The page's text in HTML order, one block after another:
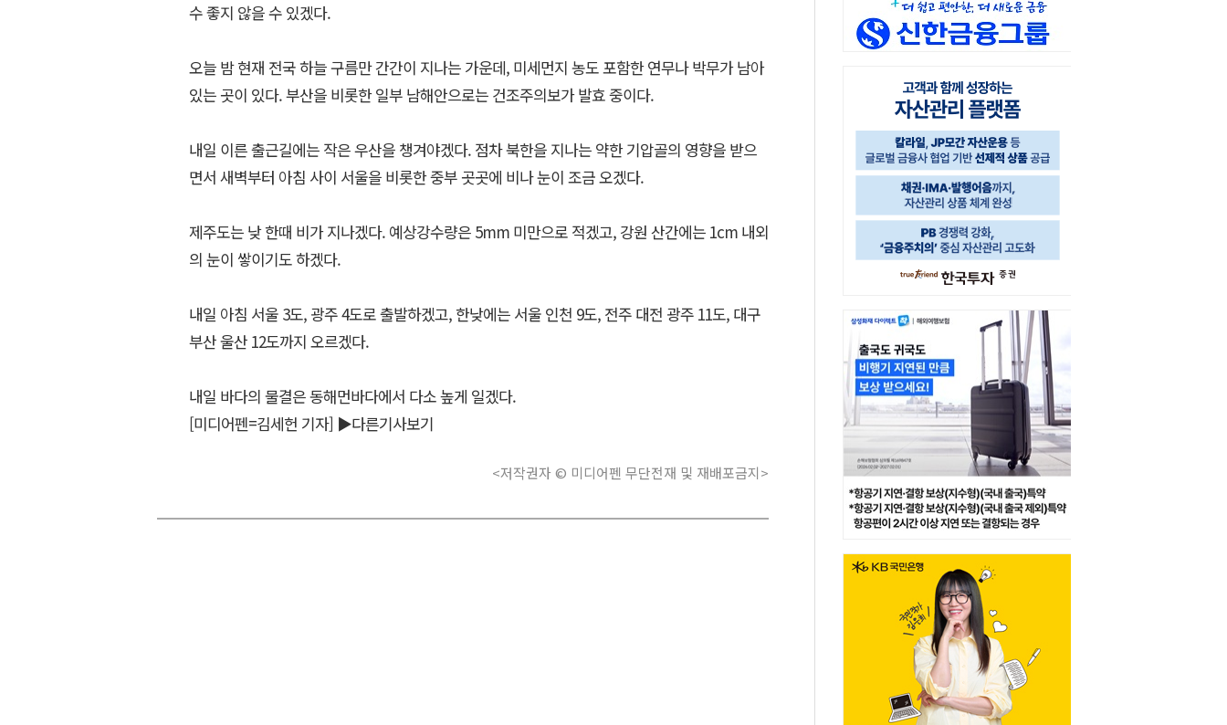
수 좋지 않을 수 있겠다.
오늘 밤 현재 전국 하늘 구름만 간간이 지나는 가운데, 미세먼지 농도 포함한 연무나 박무가 남아
있는 곳이 있다. 부산을 비롯한 일부 남해안으로는 건조주의보가 발효 중이다.
내일 이른 출근길에는 작은 우산을 챙겨야겠다. 점차 북한을 지나는 약한 기압골의 영향을 받으
면서 새벽부터 아침 사이 서울을 비롯한 중부 곳곳에 비나 눈이 조금 오겠다.
제주도는 낮 한때 비가 지나겠다. 예상강수량은 5mm 미만으로 적겠고, 강원 산간에는 1cm 내외
의 눈이 쌓이기도 하겠다.
내일 아침 서울 3도, 광주 4도로 출발하겠고, 한낮에는 서울 인천 9도, 전주 대전 광주 11도, 대구
부산 울산 12도까지 오르겠다.
내일 바다의 물결은 동해먼바다에서 다소 높게 일겠다.
[미디어펜=김세헌 기자] ▶다른기사보기
<저작권자 © 미디어펜 무단전재 및 재배포금지>